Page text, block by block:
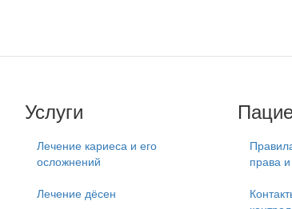
Услуги
Лечение кариеса и его
осложнений
Лечение дёсен
права